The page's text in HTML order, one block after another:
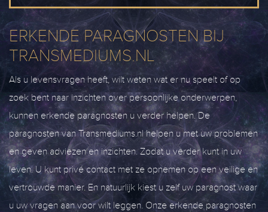
ERKENDE PARAGNOSTEN BIJ
TRANSMEDIUMS.NL
Als u levensvragen heeft, wilt weten wat er nu speelt of op
zoek bent naar inzichten over persoonlijke onderwerpen,
kunnen erkende paragnosten u verder helpen. De
paragnosten van Transmediums.nl helpen u met uw problemen
en geven adviezen en inzichten. Zodat u verder kunt in uw
leven. U kunt privé contact met ze opnemen op een veilige en
vertrouwde manier. En natuurlijk kiest u zelf uw paragnost waar
u uw vragen aan voor wilt leggen. Onze erkende paragnosten